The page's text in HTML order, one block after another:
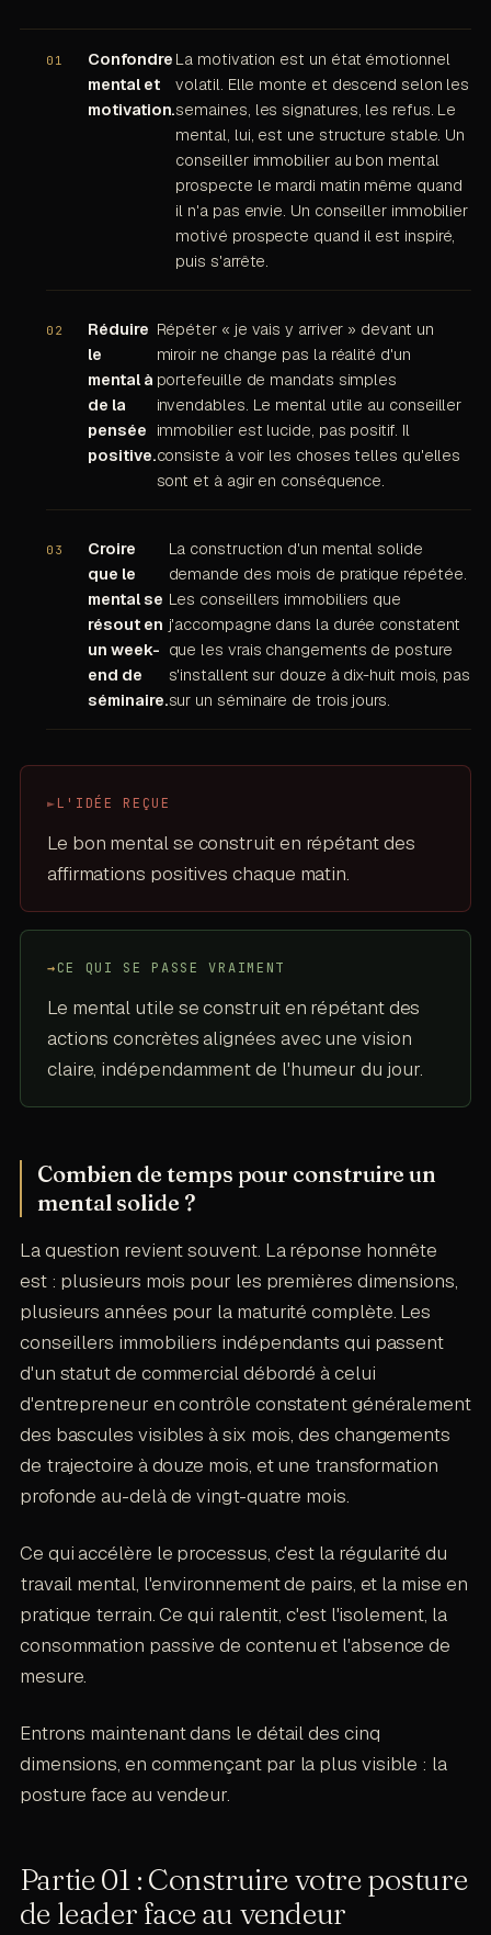
Confondre
mental et
motivation.
La motivation est un état émotionnel
volatil. Elle monte et descend selon les
semaines, les signatures, les refus. Le
mental, lui, est une structure stable. Un
conseiller immobilier au bon mental
prospecte le mardi matin même quand
il n'a pas envie. Un conseiller immobilier
motivé prospecte quand il est inspiré,
puis s'arrête.
Réduire
le
mental à
de la
pensée
positive.
Répéter « je vais y arriver » devant un
miroir ne change pas la réalité d'un
portefeuille de mandats simples
invendables. Le mental utile au conseiller
immobilier est lucide, pas positif. Il
consiste à voir les choses telles qu'elles
sont et à agir en conséquence.
Croire
que le
mental se
résout en
un week-
end de
séminaire.
La construction d'un mental solide
demande des mois de pratique répétée.
Les conseillers immobiliers que
j'accompagne dans la durée constatent
que les vrais changements de posture
s'installent sur douze à dix-huit mois, pas
sur un séminaire de trois jours.
►L'IDÉE REÇUE
Le bon mental se construit en répétant des
affirmations positives chaque matin.
→CE QUI SE PASSE VRAIMENT
Le mental utile se construit en répétant des
actions concrètes alignées avec une vision
claire, indépendamment de l'humeur du jour.
Combien de temps pour construire un
mental solide ?
La question revient souvent. La réponse honnête
est : plusieurs mois pour les premières dimensions,
plusieurs années pour la maturité complète. Les
conseillers immobiliers indépendants qui passent
d'un statut de commercial débordé à celui
d'entrepreneur en contrôle constatent généralement
des bascules visibles à six mois, des changements
de trajectoire à douze mois, et une transformation
profonde au-delà de vingt-quatre mois.
Ce qui accélère le processus, c'est la régularité du
travail mental, l'environnement de pairs, et la mise en
pratique terrain. Ce qui ralentit, c'est l'isolement, la
consommation passive de contenu et l'absence de
mesure.
Entrons maintenant dans le détail des cinq
dimensions, en commençant par la plus visible : la
posture face au vendeur.
Partie 01 : Construire votre posture
de leader face au vendeur